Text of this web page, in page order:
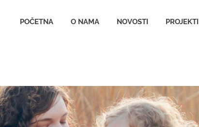
udruzenjeana.org.rs
POČETNA O NAMA NOVOSTI PROJEKTI